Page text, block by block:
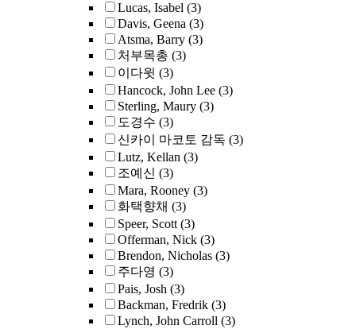
Lucas, Isabel (3)
Davis, Geena (3)
Atsma, Barry (3)
처부목총 (3)
이다윗 (3)
Hancock, John Lee (3)
Sterling, Maury (3)
도경수 (3)
신카이 마코토 감독 (3)
Lutz, Kellan (3)
조예신 (3)
Mara, Rooney (3)
화택향채 (3)
Speer, Scott (3)
Offerman, Nick (3)
Brendon, Nicholas (3)
주다영 (3)
Pais, Josh (3)
Backman, Fredrik (3)
Lynch, John Carroll (3)